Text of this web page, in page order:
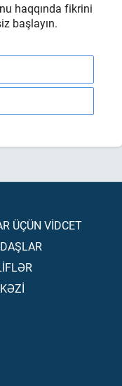
haqqında fikrini
başlayın.
ÜÇÜN VİDCET